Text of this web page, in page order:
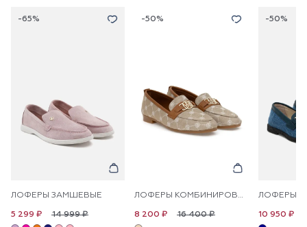
-65%
ЛОФЕРЫ ЗАМШЕВЫЕ
14 999 ₽
5 299 ₽
-50%
ЛОФЕРЫ КОМБИНИРОВАННЫЕ
16 400 ₽
8 200 ₽
-50%
10 950 ₽